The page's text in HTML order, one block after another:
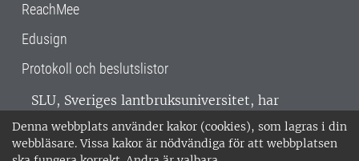
Denna webbplats använder kakor (cookies), som lagras i din
webbläsare. Vissa kakor är nödvändiga för att webbplatsen
ReachMee
Edusign
Protokoll och beslutslistor
SLU, Sveriges lantbruksuniversitet, har
verksamhet över hela Sverige. Huvudorter är
Alnarp, Uppsala och Umeå.SLU är
miljöcertifierat enligt ISO 14001. •